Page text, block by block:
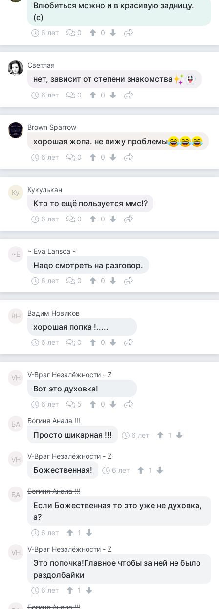
Влюбиться можно и в красивую задницу.
(с)
6 лет 0 0
Светлая
нет, зависит от степени знакомства
6 лет 0 0
Brown Sparrow
хорошая жопа. не вижу проблемы
6 лет 0 0
Ку Кукулькан
Кто то ещё пользуется ммс!?
6 лет 0 0
~E ~ Eva Lansca ~
Надо смотреть на разговор.
6 лет 0 0
ВН Вадим Новиков
хорошая попка !.....
6 лет 0 0
VН V-Враг Незалёжности - Z
Вот это духовка!
6 лет 5 0
БА Богиня Анала !!!
Просто шикарная !!! 6 лет 1
VН V-Враг Незалёжности - Z
Божественная! 6 лет 1
БА Богиня Анала !!!
Если Божественная то это уже не духовка,
а?
6 лет 1
VН V-Враг Незалёжности - Z
Это попочка!Главное чтобы за ней не было
раздолбайки
6 лет 1
Богиня Анала !!!